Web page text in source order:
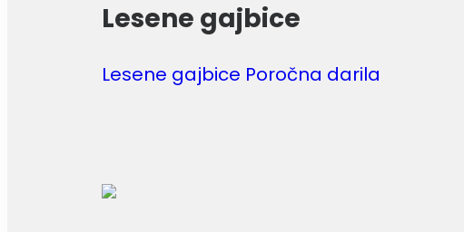
Lesene gajbice
Lesene gajbice Poročna darila